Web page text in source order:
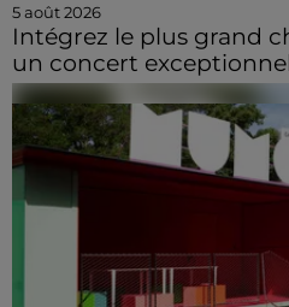
5 août 2026
Intégrez le plus grand
un concert